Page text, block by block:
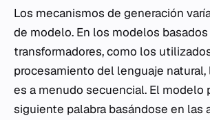
Los mecanismos de generación
de modelo. En los modelos basados
transformadores, como los
procesamiento del lenguaje natural,
es a menudo secuencial. El modelo
siguiente palabra basándose en las